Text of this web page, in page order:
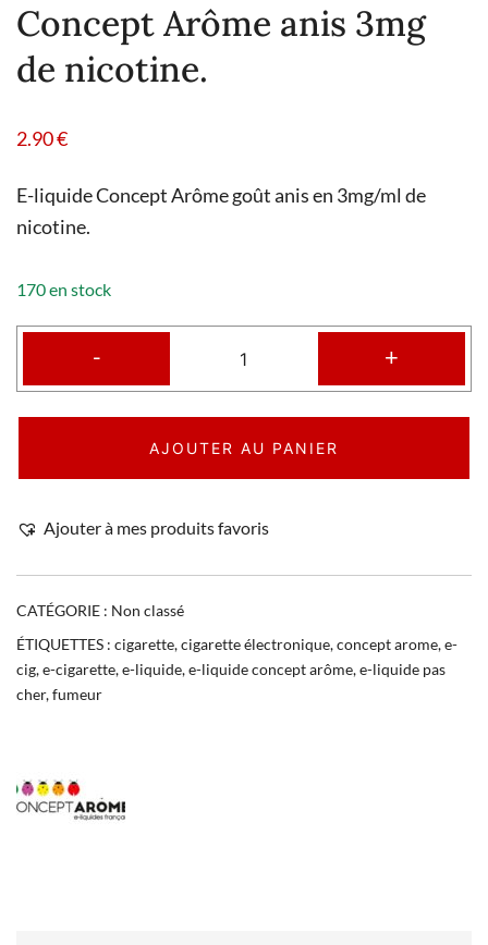
Concept Arôme anis 3mg
de nicotine.
2.90€
E-liquide Concept Arôme goût anis en 3mg/ml de
nicotine.
170 en stock
- +
AJOUTER AU PANIER
Ajouter à mes produits favoris
CATÉGORIE : Non classé
ÉTIQUETTES : cigarette,cigarette électronique,concept arome,e-
cig,e-cigarette,e-liquide,e-liquide concept arôme,e-liquide pas
cher,fumeur